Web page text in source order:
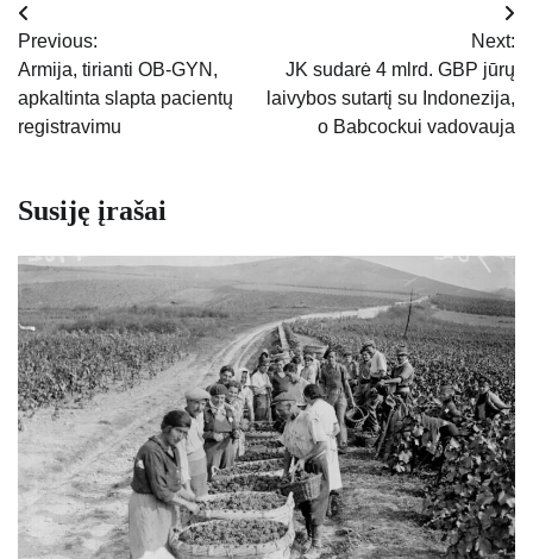
Navigacija
tarp
įrašų
Previous:
Armija, tirianti OB-GYN,
apkaltinta slapta pacientų
registravimu
Next:
JK sudarė 4 mlrd. GBP jūrų
laivybos sutartį su Indonezija,
o Babcockui vadovauja
Susiję įrašai